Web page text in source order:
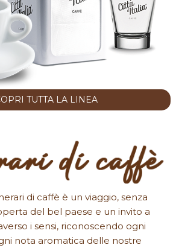
TUTTA LA LINEA
di caffè è un viaggio, senza
del bel paese e un invito a
i sensi, riconoscendo ogni
nota aromatica delle nostre